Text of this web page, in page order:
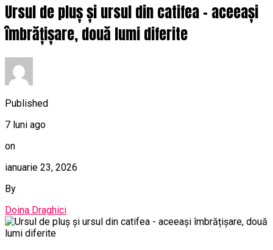
Ursul de pluș și ursul din catifea – aceeași
îmbrățișare, două lumi diferite
Published
7 luni ago
on
ianuarie 23, 2026
By
Doina Draghici